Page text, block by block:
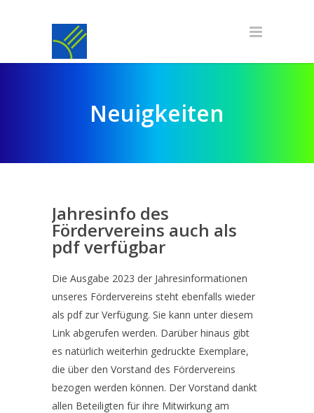
Neuigkeiten
Jahresinfo des
Fördervereins auch als
pdf verfügbar
Die Ausgabe 2023 der Jahresinformationen
unseres Fördervereins steht ebenfalls wieder
als pdf zur Verfügung. Sie kann unter diesem
Link abgerufen werden. Darüber hinaus gibt
es natürlich weiterhin gedruckte Exemplare,
die über den Vorstand des Fördervereins
bezogen werden können. Der Vorstand dankt
allen Beteiligten für ihre Mitwirkung am